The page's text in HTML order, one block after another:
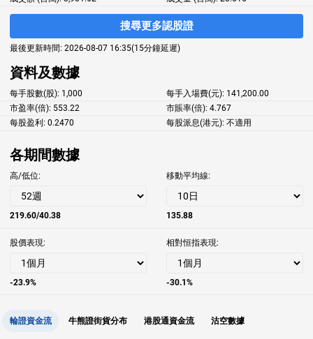
搜尋更多認股證
最後更新時間: 2026-08-07 16:35(15分鐘延遲)
資料及數據
每手股數(股): 1,000 每手入場費(元): 141,200.00
市盈率(倍): 553.22 市賬率(倍): 4.767
每股盈利: 0.2470 每股派息(港元): 不適用
各期間數據
高/低位:
219.60/40.38
移動平均線:
135.88
股價表現:
-23.9%
相對恒指表現:
-30.1%
輪證資金流 牛熊證街貨分布 港股通資金流 沽空數據